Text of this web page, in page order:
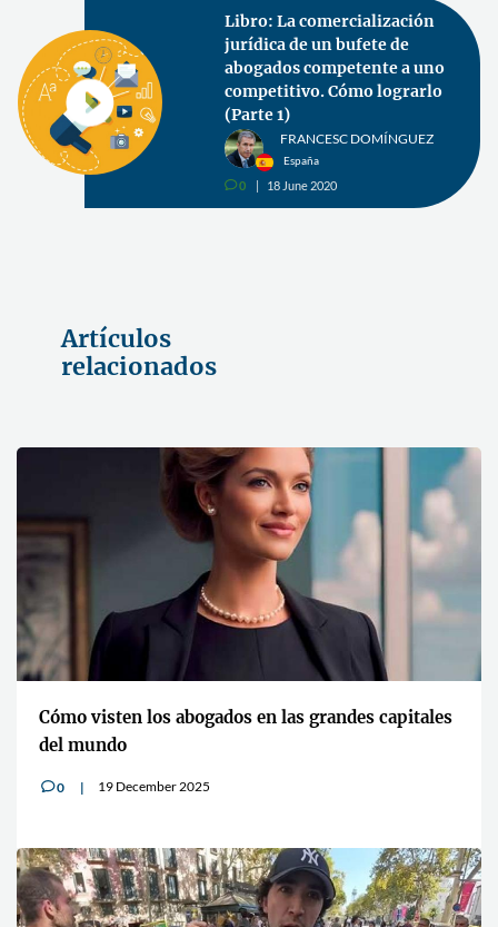
Libro: La comercialización
jurídica de un bufete de
abogados competente a uno
competitivo. Cómo lograrlo
(Parte 1)
FRANCESC DOMÍNGUEZ
España
v0 18 June 2020
Artículos
relacionados
Cómo visten los abogados en las grandes capitales
del mundo
v0 19 December 2025